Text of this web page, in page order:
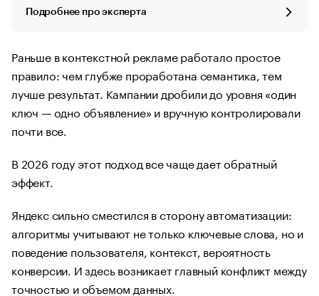
Подробнее про эксперта
Раньше в контекстной рекламе работало простое
правило: чем глубже проработана семантика, тем
лучше результат. Кампании дробили до уровня «один
ключ — одно объявление» и вручную контролировали
почти все.
В 2026 году этот подход все чаще дает обратный
эффект.
Яндекс сильно сместился в сторону автоматизации:
алгоритмы учитывают не только ключевые слова, но и
поведение пользователя, контекст, вероятность
конверсии. И здесь возникает главный конфликт между
точностью и объемом данных.